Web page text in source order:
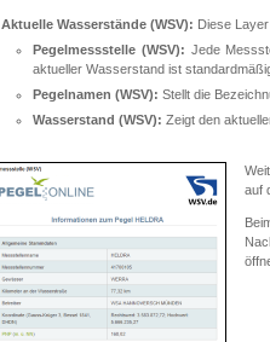
Aktuelle Wasserstände (WSV): Diese
Pegelmessstelle (WSV): Jede
aktueller Wasserstand ist
Pegelnamen (WSV): Stellt die
Wasserstand (WSV): Zeigt den
auf